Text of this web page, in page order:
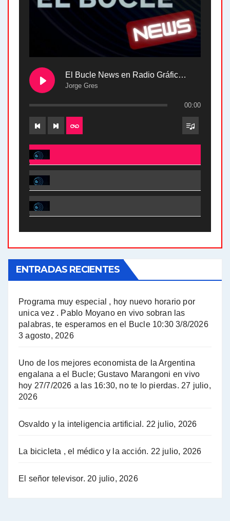
El Bucle News en Radio Gráfica. Bloque 2 . 28.04.24
Jorge Gres
00:00
El Bucle News en Radio Gráfica. Bloque 2 . 28.04.24 - Jorge Gres
El Bucle News en Radio Gráfica. Bloque 1 . 28.04.24 - Jorge Gres
El Bucle News en Radio Gráfica. Bloque 2 . 21.04.24 - Jorge Gres
A mayor poder al empresariado le cuesta encontrar resistencia - Jose Urtubey con Jorge Gres
Hugo Yasky : Día de la Militancia - Hugo Yasky con Jorge Gres
Hugo Yasky sobre la Coordinadora de las Industrias de Productos Alimenticios (COPAL) - Hugo Yasky con Jorge Gres
Pablo Moyano sobre el espionaje: "Estos personajes siniestros han hecho mucho daño" - Pablo Moyano con Jorge Gres
ENTRADAS RECIENTES
Programa muy especial , hoy nuevo horario por
unica vez . Pablo Moyano en vivo sobran las
palabras, te esperamos en el Bucle 10:30 3/8/2026
3 agosto, 2026
Uno de los mejores economista de la Argentina
engalana a el Bucle; Gustavo Marangoni en vivo
hoy 27/7/2026 a las 16:30, no te lo pierdas. 27 julio,
2026
Osvaldo y la inteligencia artificial. 22 julio, 2026
La bicicleta , el médico y la acción. 22 julio, 2026
El señor televisor. 20 julio, 2026